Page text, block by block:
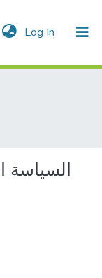
Log In (current)
السياسة